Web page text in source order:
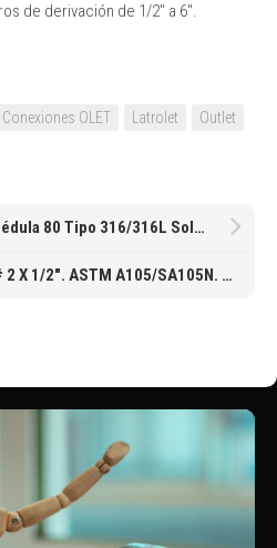
de derivación de 1/2″ a 6″.
Conexiones OLET Latrolet Outlet
Codo de 45º Inoxidable Cédula 80 Tipo 316/316L Soldable de 38MM 1-1/2″
SOCKOLET A/C 3000# 2 X 1/2″. ASTM A105/SA105N. MSS-SP-97. ASME B16. (SOCK3M-A105-005)